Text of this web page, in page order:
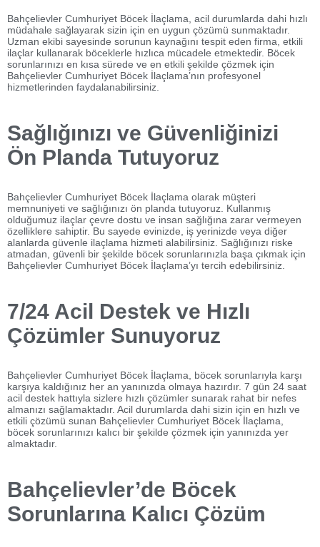
Bahçelievler Cumhuriyet Böcek İlaçlama, acil durumlarda dahi hızlı
müdahale sağlayarak sizin için en uygun çözümü sunmaktadır.
Uzman ekibi sayesinde sorunun kaynağını tespit eden firma, etkili
ilaçlar kullanarak böceklerle hızlıca mücadele etmektedir. Böcek
sorunlarınızı en kısa sürede ve en etkili şekilde çözmek için
Bahçelievler Cumhuriyet Böcek İlaçlama’nın profesyonel
hizmetlerinden faydalanabilirsiniz.
Sağlığınızı ve Güvenliğinizi
Ön Planda Tutuyoruz
Bahçelievler Cumhuriyet Böcek İlaçlama olarak müşteri
memnuniyeti ve sağlığınızı ön planda tutuyoruz. Kullanmış
olduğumuz ilaçlar çevre dostu ve insan sağlığına zarar vermeyen
özelliklere sahiptir. Bu sayede evinizde, iş yerinizde veya diğer
alanlarda güvenle ilaçlama hizmeti alabilirsiniz. Sağlığınızı riske
atmadan, güvenli bir şekilde böcek sorunlarınızla başa çıkmak için
Bahçelievler Cumhuriyet Böcek İlaçlama’yı tercih edebilirsiniz.
7/24 Acil Destek ve Hızlı
Çözümler Sunuyoruz
Bahçelievler Cumhuriyet Böcek İlaçlama, böcek sorunlarıyla karşı
karşıya kaldığınız her an yanınızda olmaya hazırdır. 7 gün 24 saat
acil destek hattıyla sizlere hızlı çözümler sunarak rahat bir nefes
almanızı sağlamaktadır. Acil durumlarda dahi sizin için en hızlı ve
etkili çözümü sunan Bahçelievler Cumhuriyet Böcek İlaçlama,
böcek sorunlarınızı kalıcı bir şekilde çözmek için yanınızda yer
almaktadır.
Bahçelievler’de Böcek
Sorunlarına Kalıcı Çözüm